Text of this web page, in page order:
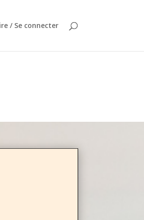
/ Se connecter